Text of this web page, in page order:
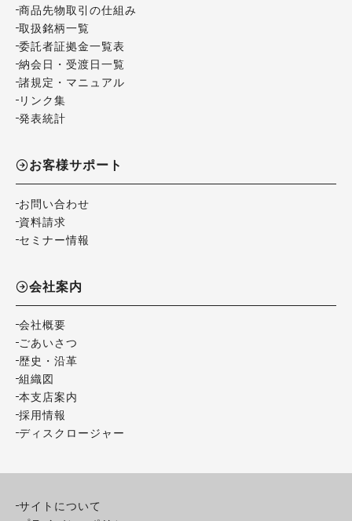
商品先物取引の仕組み
取扱銘柄一覧
委託者証拠金一覧表
納会日・受渡日一覧
諸規定・マニュアル
リンク集
発表統計
お客様サポート
お問い合わせ
資料請求
セミナー情報
会社案内
会社概要
ごあいさつ
歴史・沿革
組織図
本支店案内
採用情報
ディスクロージャー
サイトについて